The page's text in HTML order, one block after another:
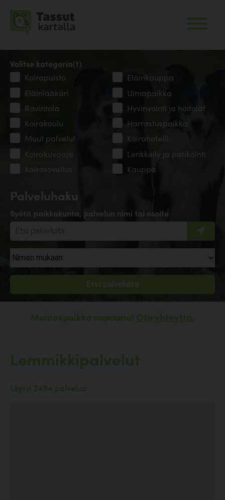
Palveluhaku
Syötä paikkakunta, palvelun nimi tai osoite
Valitse kategoria(t)
Koirapuisto
Eläinkauppa
Eläinlääkäri
Uimapaikka
Ravintola
Hyvinvointi ja hoitolat
Koirakoulu
Harrastuspaikka
Muut palvelut
Koirahotelli
Koirakuvaaja
Lenkkeily ja patikointi
Koirasovellus
Kauppa
Mainospaikka vapaana! Ota yhteyttä.
Lemmikkipalvelut
Löytyi 2494 palvelua